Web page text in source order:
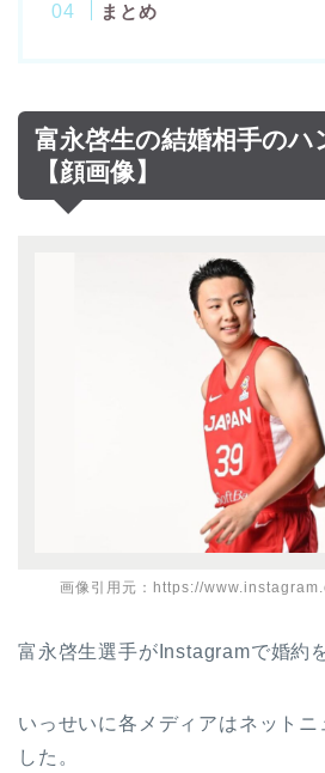
まとめ
富永啓生の結婚相手のハ
【顔画像】
画像引用元：https://
富永啓生選手がInstagramで婚約
いっせいに各メディアはネットニ
した。